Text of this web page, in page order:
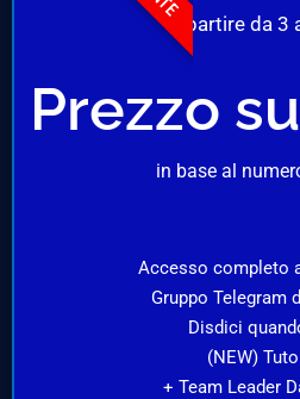
A partire da 3
Prezzo
in base al
Accesso completo
Gruppo Telegram
Disdici
(NEW)
+ Team Leader